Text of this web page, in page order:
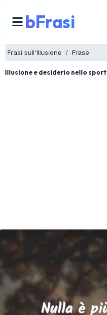
bFrasi
Frasi sull'Illusione Frase
Illusione e desiderio nello sport